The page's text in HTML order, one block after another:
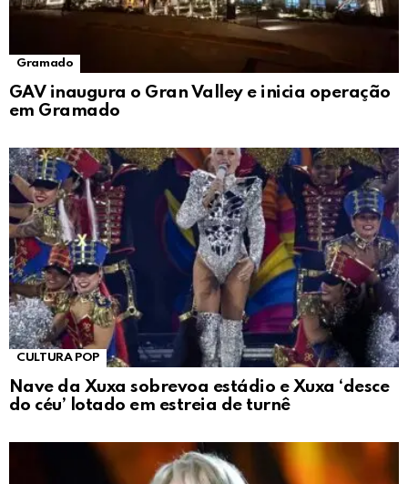
Gramado
GAV inaugura o Gran Valley e inicia operação
em Gramado
CULTURA POP
Nave da Xuxa sobrevoa estádio e Xuxa ‘desce
do céu’ lotado em estreia de turnê